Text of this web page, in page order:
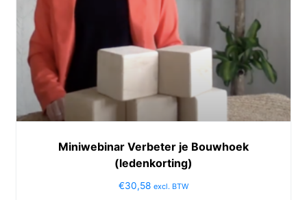
Miniwebinar Verbeter je Bouwhoek
(ledenkorting)
€30,58 excl. BTW